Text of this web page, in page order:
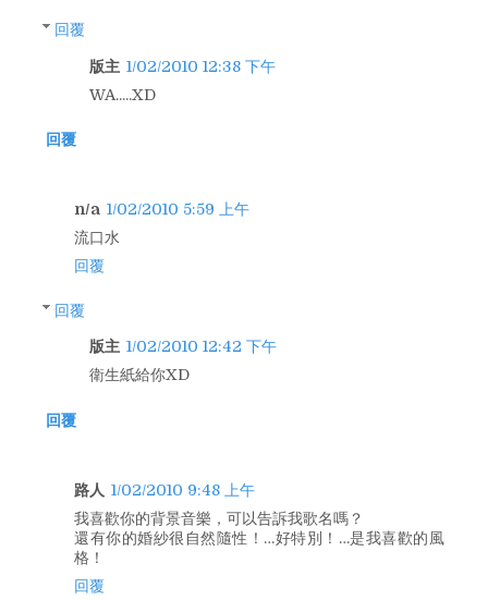
回覆
版主 1/02/2010 12:38 下午
WA.....XD
回覆
n/a 1/02/2010 5:59 上午
流口水
回覆
回覆
版主 1/02/2010 12:42 下午
衛生紙給你XD
回覆
路人 1/02/2010 9:48 上午
我喜歡你的背景音樂，可以告訴我歌名嗎？
還有你的婚紗很自然隨性！…好特別！…是我喜歡的風
格！
回覆